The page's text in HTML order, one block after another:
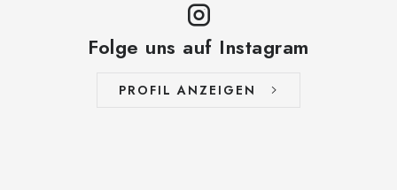
Folge uns auf Instagram
PROFIL ANZEIGEN